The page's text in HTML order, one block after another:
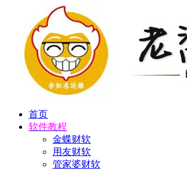
首页
软件教程
金蝶财软
用友财软
管家婆财软